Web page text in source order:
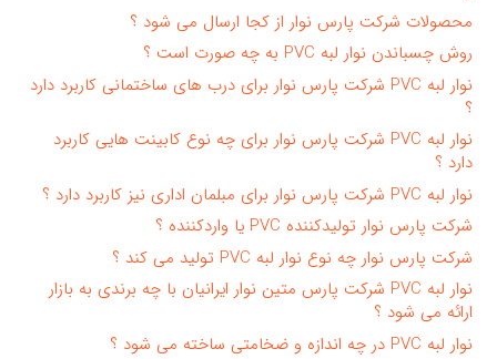
محصولات شرکت پارس نوار از کجا ارسال می شود ؟
روش چسباندن نوار لبه PVC به چه صورت است ؟
نوار لبه PVC شرکت پارس نوار برای درب های ساختمانی کاربرد دارد
؟
نوار لبه PVC شرکت پارس نوار برای چه نوع کابینت هایی کاربرد
دارد ؟
نوار لبه PVC شرکت پارس نوار برای مبلمان اداری نیز کاربرد دارد ؟
شرکت پارس نوار تولیدکننده PVC یا واردکننده ؟
شرکت پارس نوار چه نوع نوار لبه PVC تولید می کند ؟
نوار لبه PVC شرکت پارس متین نوار ایرانیان با چه برندی به بازار
ارائه می شود ؟
نوار لبه PVC در چه اندازه و ضخامتی ساخته می شود ؟